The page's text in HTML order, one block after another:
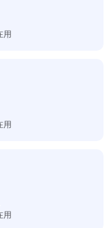
用
用
用